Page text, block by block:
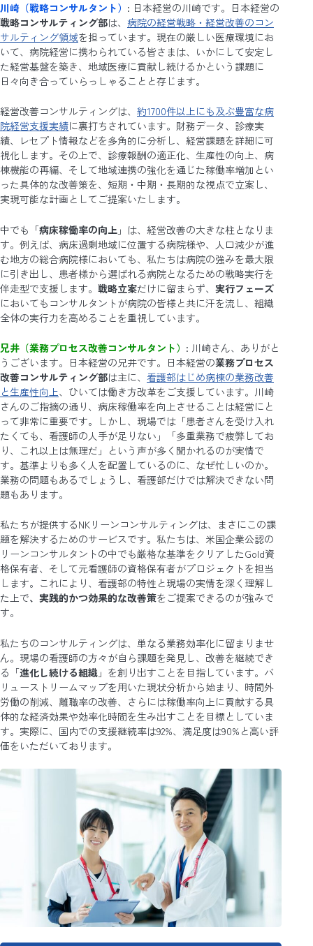
川崎（戦略コンサルタント） : 日本経営の川崎です。日本経営の
戦略コンサルティング部は、 病院の経営戦略・経営改善のコン
サルティング領域を担っています。現在の厳しい医療環境にお
いて、病院経営に携わられている皆さまは、いかにして安定し
た経営基盤を築き、地域医療に貢献し続けるかという課題に
日々向き合っていらっしゃることと存じます。
経営改善コンサルティングは、 約1700件以上にも及ぶ豊富な病
院経営支援実績に裏打ちされています。財務データ、診療実
績、レセプト情報などを多角的に分析し、経営課題を詳細に可
視化します。その上で、診療報酬の適正化、生産性の向上、病
棟機能の再編、そして地域連携の強化を通じた稼働率増加とい
った具体的な改善策を、短期・中期・長期的な視点で立案し、
実現可能な計画としてご提案いたします。
中でも「病床稼働率の向上 」は、経営改善の大きな柱となりま
す。例えば、病床過剰地域に位置する病院様や、人口減少が進
む地方の総合病院様においても、私たちは病院の強みを最大限
に引き出し、患者様から選ばれる病院となるための戦略実行を
伴走型で支援します。 戦略立案だけに留まらず、 実行フェーズ
においてもコンサルタントが病院の皆様と共に汗を流し、組織
全体の実行力を高めることを重視しています。
兄井（業務プロセス改善コンサルタント） : 川崎さん、ありがと
うございます。日本経営の兄井です。日本経営の業務プロセス
改善コンサルティング部は主に、 看護部はじめ病棟の業務改善
と生産性向上、ひいては働き方改革をご支援しています。川崎
さんのご指摘の通り、病床稼働率を向上させることは経営にと
って非常に重要です。しかし、現場では「患者さんを受け入れ
たくても、看護師の人手が足りない」「多重業務で疲弊してお
り、これ以上は無理だ」という声が多く聞かれるのが実情で
す。基準よりも多く人を配置しているのに、なぜ忙しいのか。
業務の問題もあるでしょうし、看護部だけでは解決できない問
題もあります。
私たちが提供するNKリーンコンサルティングは、まさにこの課
題を解決するためのサービスです。私たちは、米国企業公認の
リーンコンサルタントの中でも厳格な基準をクリアしたGold資
格保有者、そして元看護師の資格保有者がプロジェクトを担当
します。これにより、看護部の特性と現場の実情を深く理解し
た上で、実践的かつ効果的な改善策をご提案できるのが強みで
す。
私たちのコンサルティングは、単なる業務効率化に留まりませ
ん。現場の看護師の方々が自ら課題を発見し、改善を継続でき
る「進化し続ける組織 」を創り出すことを目指しています。バ
リューストリームマップを用いた現状分析から始まり、時間外
労働の削減、離職率の改善、さらには稼働率向上に貢献する具
体的な経済効果や効率化時間を生み出すことを目標としていま
す。実際に、国内での支援継続率は92%、満足度は90%と高い評
価をいただいております。